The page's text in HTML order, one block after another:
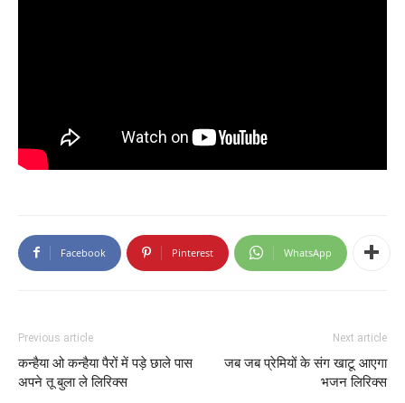
Facebook Pinterest WhatsApp
Previous article
कन्हैया ओ कन्हैया पैरों में पड़े छाले पास
अपने तू बुला ले लिरिक्स
Next article
जब जब प्रेमियों के संग खाटू आएगा
भजन लिरिक्स